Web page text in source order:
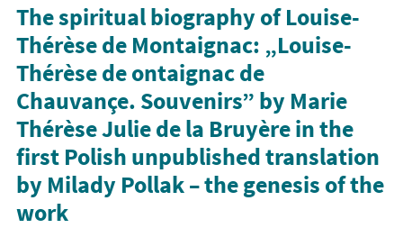
The spiritual biography of Louise-
Thérèse de Montaignac: „Louise-
Thérèse de ontaignac de
Chauvançe. Souvenirs” by Marie
Thérèse Julie dela Bruyère in the
first Polish unpublished translation
by Milady Pollak – the genesis of the
work